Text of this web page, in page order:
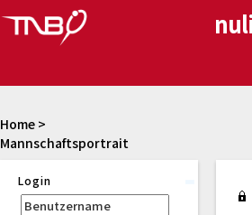
Mannschaftsportrait
Home >
Login